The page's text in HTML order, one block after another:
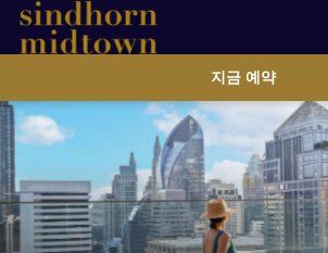
지금 예약